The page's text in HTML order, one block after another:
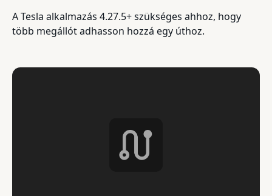
A Tesla alkalmazás 4.27.5+ szükséges ahhoz, hogy
több megállót adhasson hozzá egy úthoz.